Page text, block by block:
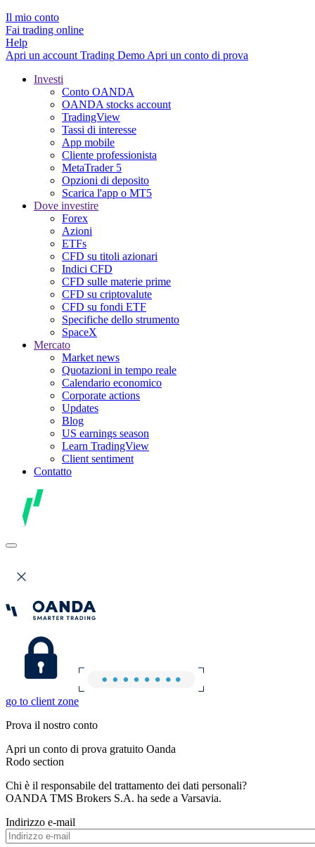
Il mio conto
Fai trading online
Help
Apri un account Trading Demo Apri un conto di prova
Investi
Conto OANDA
OANDA stocks account
TradingView
Tassi di interesse
App mobile
Cliente professionista
MetaTrader 5
Opzioni di deposito
Scarica l'app o MT5
Dove investire
Forex
Azioni
ETFs
CFD su titoli azionari
Indici CFD
CFD sulle materie prime
CFD su criptovalute
CFD su fondi ETF
Specifiche dello strumento
SpaceX
Mercato
Market news
Quotazioni in tempo reale
Calendario economico
Corporate actions
Updates
Blog
US earnings season
Learn TradingView
Client sentiment
Contatto
go to client zone
Prova il nostro conto
Apri un conto di prova gratuito Oanda
Rodo section
Chi è il responsabile del trattamento dei dati personali?
OANDA TMS Brokers S.A. ha sede a Varsavia.
Indirizzo e-mail